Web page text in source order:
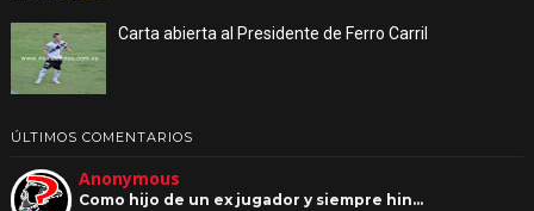
Carta abierta al Presidente de Ferro Carril
ÚLTIMOS COMENTARIOS
Anonymous
Como hijo de un ex jugador y siempre hin…